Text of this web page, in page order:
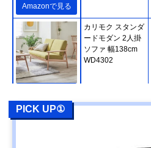
Amazonで見る
カリモク スタンダ
ードモダン 2人掛
ソファ 幅138cm
WD4302
PICK UP①